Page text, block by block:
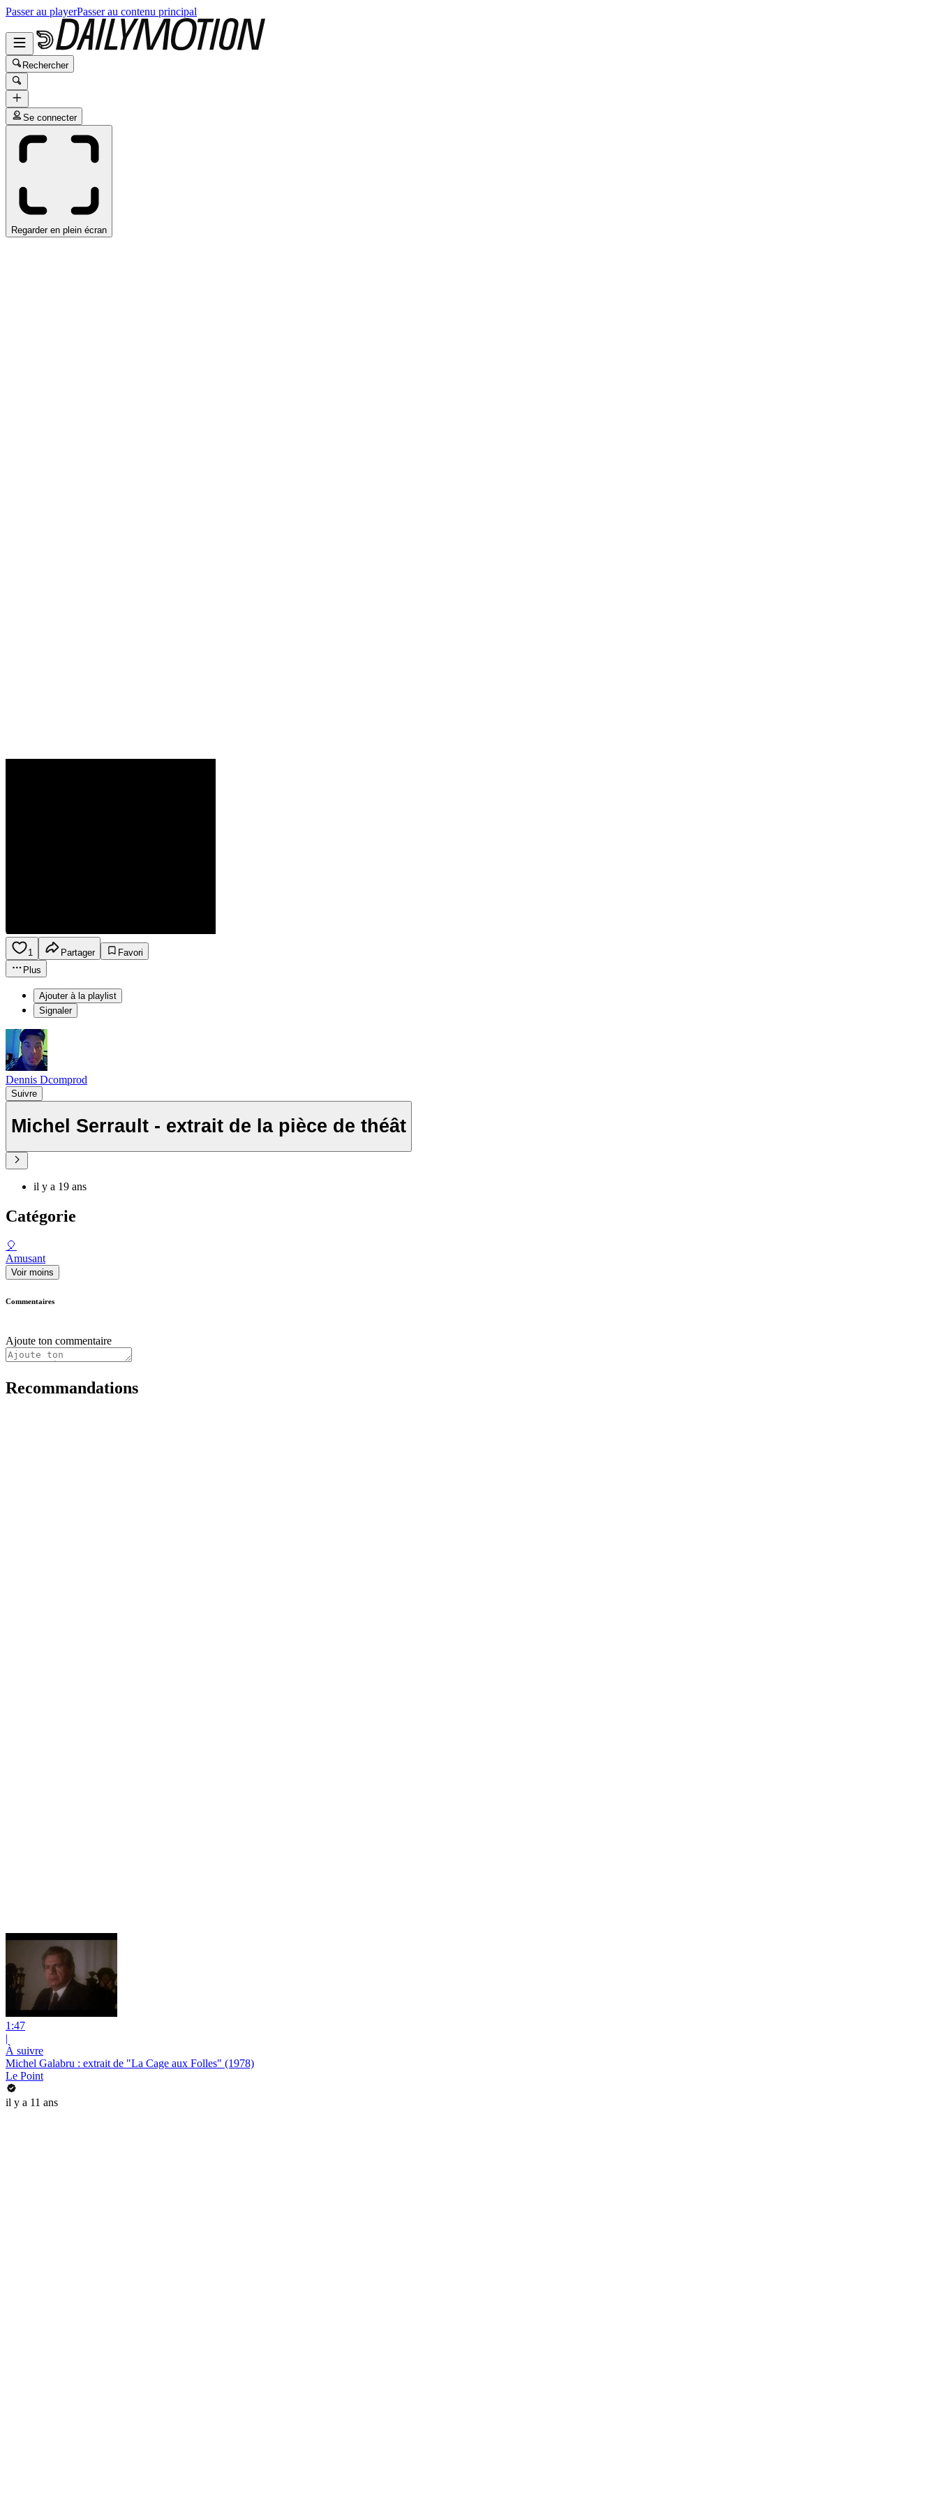
Passer au playerPasser au contenu principal
Rechercher
Se connecter
Regarder en plein écran
1 Partager
Favori
Plus
Ajouter à la playlist
Signaler
Dennis Dcomprod
Suivre
Michel Serrault - extrait de la pièce de théât
il y a 19 ans
Catégorie
🎈
Amusant
Voir moins
Commentaires
Ajoute ton commentaire
Recommandations
1:47
|
À suivre
Michel Galabru : extrait de "La Cage aux Folles" (1978)
Le Point
il y a 11 ans